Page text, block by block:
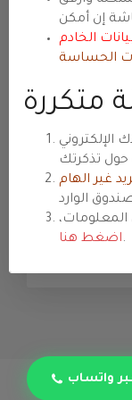
ترقية
خطة مناسبة،
تخفيضات
تأكيد
واتساب
الخادم
الحساسة
الإلكتروني
غير الهام
اضغط هنا.